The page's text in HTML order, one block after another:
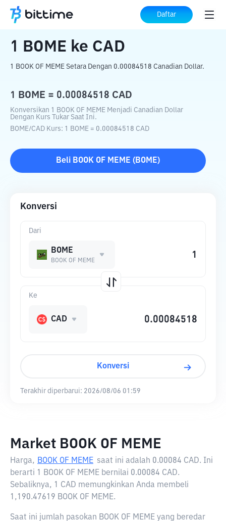
Daftar
Beranda Konverter Kripto BOME CAD
1 BOME ke CAD
1 BOOK OF MEME Setara Dengan 0.00084518 Canadian Dollar.
1 BOME = 0.00084518 CAD
Konversikan 1 BOOK OF MEME Menjadi Canadian Dollar
Dengan Kurs Tukar Saat Ini.
BOME/CAD Kurs: 1 BOME = 0.00084518 CAD
Beli BOOK OF MEME ( BOME)
Konversi
Dari
BOME
BOOK OF MEME
Ke
CAD
Konversi
Terakhir diperbarui: 2026/08/06 01:59
Market BOOK OF MEME
Harga, BOOK OF MEME saat ini adalah 0.00084 CAD. Ini
berarti 1 BOOK OF MEME bernilai 0.00084 CAD.
Sebaliknya, 1 CAD memungkinkan Anda membeli
1,190.47619 BOOK OF MEME.
Saat ini jumlah pasokan BOOK OF MEME yang beredar